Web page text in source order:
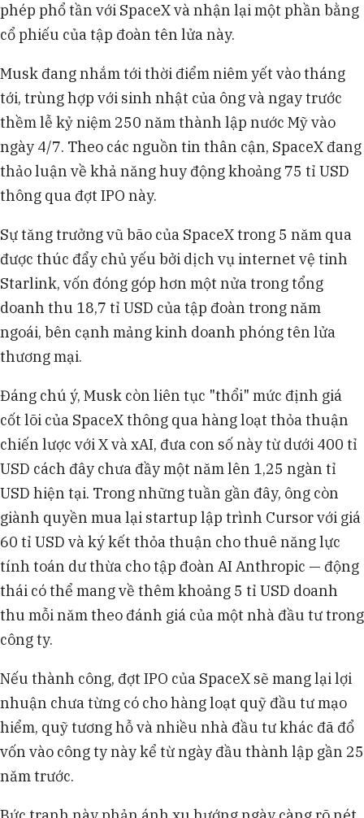
phép phổ tần với SpaceX và nhận lại một phần bằng
cổ phiếu của tập đoàn tên lửa này.
Musk đang nhắm tới thời điểm niêm yết vào tháng
tới, trùng hợp với sinh nhật của ông và ngay trước
thềm lễ kỷ niệm 250 năm thành lập nước Mỹ vào
ngày 4/7. Theo các nguồn tin thân cận, SpaceX đang
thảo luận về khả năng huy động khoảng 75 tỉ USD
thông qua đợt IPO này.
Sự tăng trưởng vũ bão của SpaceX trong 5 năm qua
được thúc đẩy chủ yếu bởi dịch vụ internet vệ tinh
Starlink, vốn đóng góp hơn một nửa trong tổng
doanh thu 18,7 tỉ USD của tập đoàn trong năm
ngoái, bên cạnh mảng kinh doanh phóng tên lửa
thương mại.
Đáng chú ý, Musk còn liên tục "thổi" mức định giá
cốt lõi của SpaceX thông qua hàng loạt thỏa thuận
chiến lược với X và xAI, đưa con số này từ dưới 400 tỉ
USD cách đây chưa đầy một năm lên 1,25 ngàn tỉ
USD hiện tại. Trong những tuần gần đây, ông còn
giành quyền mua lại startup lập trình Cursor với giá
60 tỉ USD và ký kết thỏa thuận cho thuê năng lực
tính toán dư thừa cho tập đoàn AI Anthropic — động
thái có thể mang về thêm khoảng 5 tỉ USD doanh
thu mỗi năm theo đánh giá của một nhà đầu tư trong
công ty.
Nếu thành công, đợt IPO của SpaceX sẽ mang lại lợi
nhuận chưa từng có cho hàng loạt quỹ đầu tư mạo
hiểm, quỹ tương hỗ và nhiều nhà đầu tư khác đã đổ
vốn vào công ty này kể từ ngày đầu thành lập gần 25
năm trước.